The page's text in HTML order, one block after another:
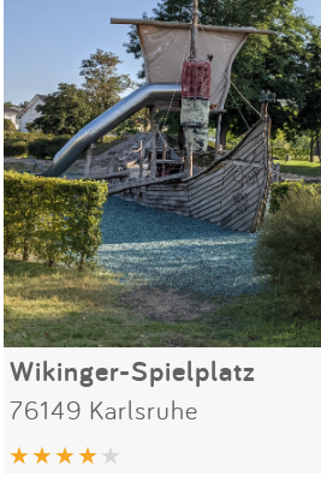
Wikinger-Spielplatz
76149 Karlsruhe